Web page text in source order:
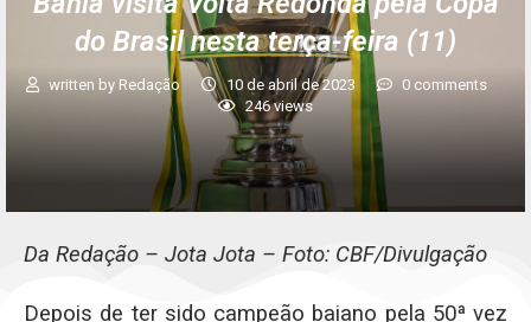
do Brasil nesta terça-feira (11)
written by Redação 10 de abril de 2023
0 comments
246views
Da Redação – Jota Jota – Foto: CBF/Divulgação
Depois de ter sido campeão baiano pela 50ª vez